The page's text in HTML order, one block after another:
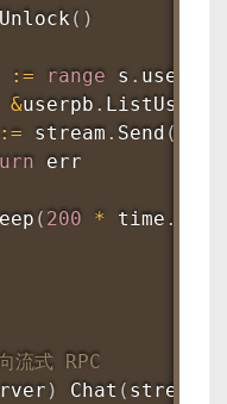
Unlock( )
:= range s . users
&userpb .
:= stream . Send (
err
( 200 * time .
式 RPC
) Chat ( stream